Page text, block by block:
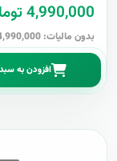
4,990,000 تومان
بدون مالیات: 4,990,000 تومان
افزودن به سبد